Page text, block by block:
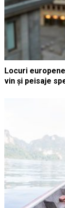
Locuri
vin și peisaje